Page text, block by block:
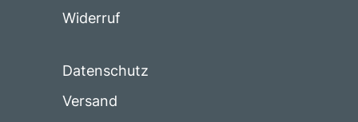
Widerruf
Datenschutz
Versand